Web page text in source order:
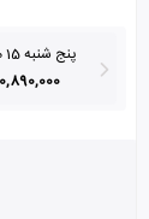
پنج شنبه 15 مرداد
20,890,000